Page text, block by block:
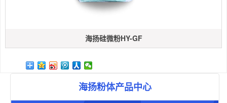
海扬硅微粉HY-GF
海扬粉体产品中心